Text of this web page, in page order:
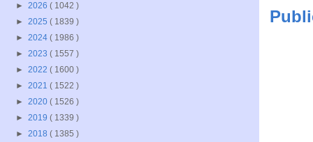
► 2026 ( 1042 )
► 2025 ( 1839 )
► 2024 ( 1986 )
► 2023 ( 1557 )
► 2022 ( 1600 )
► 2021 ( 1522 )
► 2020 ( 1526 )
► 2019 ( 1339 )
► 2018 ( 1385 )